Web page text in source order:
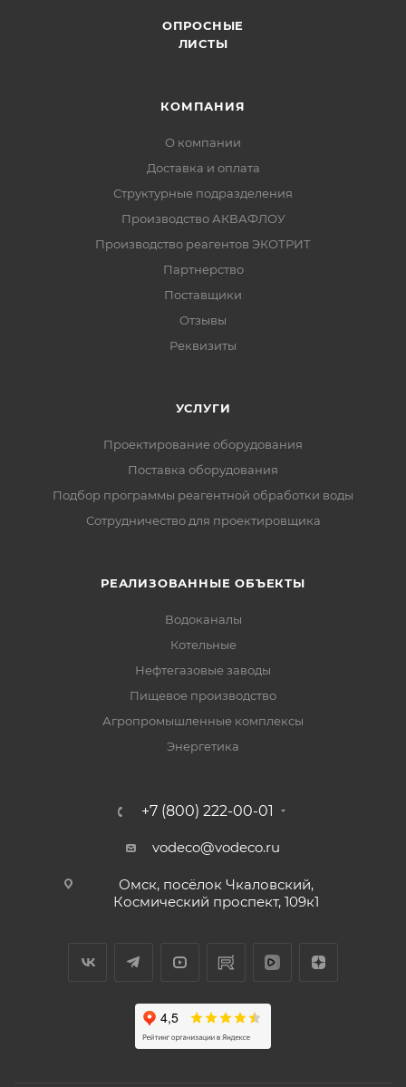
ОПРОСНЫЕ
ЛИСТЫ
КОМПАНИЯ
О компании
Доставка и оплата
Структурные подразделения
Производство АКВАФЛОУ
Производство реагентов ЭКОТРИТ
Партнерство
Поставщики
Отзывы
Реквизиты
УСЛУГИ
Проектирование оборудования
Поставка оборудования
Подбор программы реагентной обработки воды
Сотрудничество для проектировщика
РЕАЛИЗОВАННЫЕ ОБЪЕКТЫ
Водоканалы
Котельные
Нефтегазовые заводы
Пищевое производство
Агропромышленные комплексы
Энергетика
+7 (800) 222-00-01
vodeco@vodeco.ru
Омск, посёлок Чкаловский,
Космический проспект, 109к1